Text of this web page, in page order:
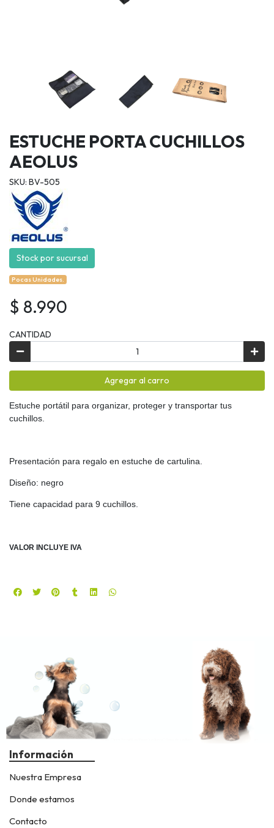
ESTUCHE PORTA CUCHILLOS
AEOLUS
SKU: BV-505
Stock por sucursal
Pocas Unidades.
$ 8.990
CANTIDAD
Agregar al carro
Estuche portátil para organizar, proteger y transportar tus
cuchillos.
Presentación para regalo en estuche de cartulina.
Diseño: negro
Tiene capacidad para 9 cuchillos.
VALOR INCLUYE IVA
Información
Nuestra Empresa
Donde estamos
Contacto